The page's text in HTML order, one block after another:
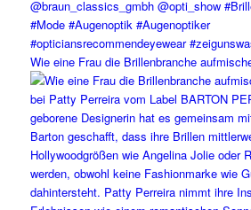
Wie eine Frau die Brillenbranche